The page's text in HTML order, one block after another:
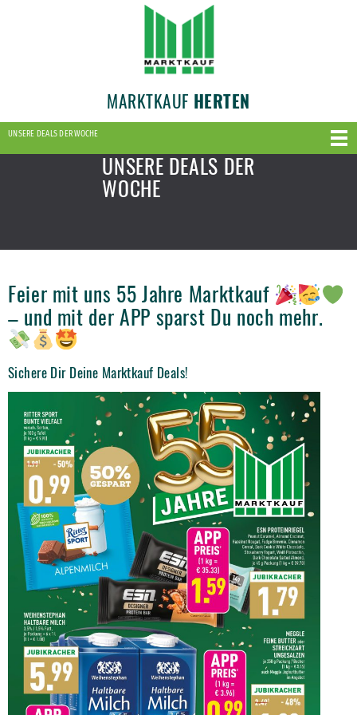
MARKTKAUF HERTEN
UNSERE DEALS DER WOCHE
UNSERE DEALS DER
WOCHE
Feier mit uns 55 Jahre Marktkauf
– und mit der APP sparst Du noch mehr.
Sichere Dir Deine Marktkauf Deals!